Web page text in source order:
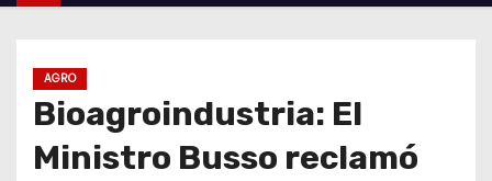
o
AGRO
Bioagroindustria: El
Ministro Busso reclamó